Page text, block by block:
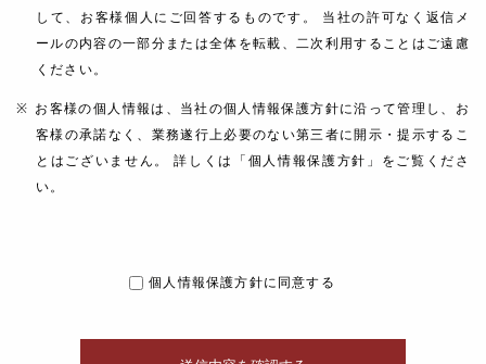
して、お客様個人にご回答するものです。 当社の許可なく返信メ
ールの内容の一部分または全体を転載、二次利用することはご遠慮
ください。
お客様の個人情報は、当社の個人情報保護方針に沿って管理し、お
客様の承諾なく、業務遂行上必要のない第三者に開示・提示するこ
とはございません。 詳しくは「個人情報保護方針」をご覧くださ
い。
個人情報保護方針に同意する